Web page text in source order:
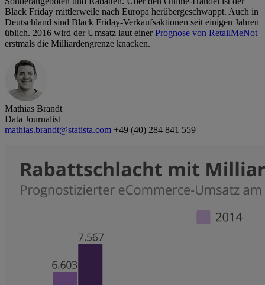
Black Friday mittlerweile nach Europa herübergeschwappt. Auch in
Deutschland sind Black Friday-Verkaufsaktionen seit einigen Jahren
üblich. 2016 wird der Umsatz laut einerPrognose von RetailMeNot
erstmals die Milliardengrenze knacken.
Mathias Brandt
Data Journalist
mathias.brandt@statista.com +49 (40) 284 841 559